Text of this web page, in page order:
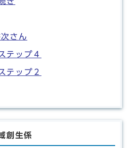
さん
テップ４
テップ２
創生係